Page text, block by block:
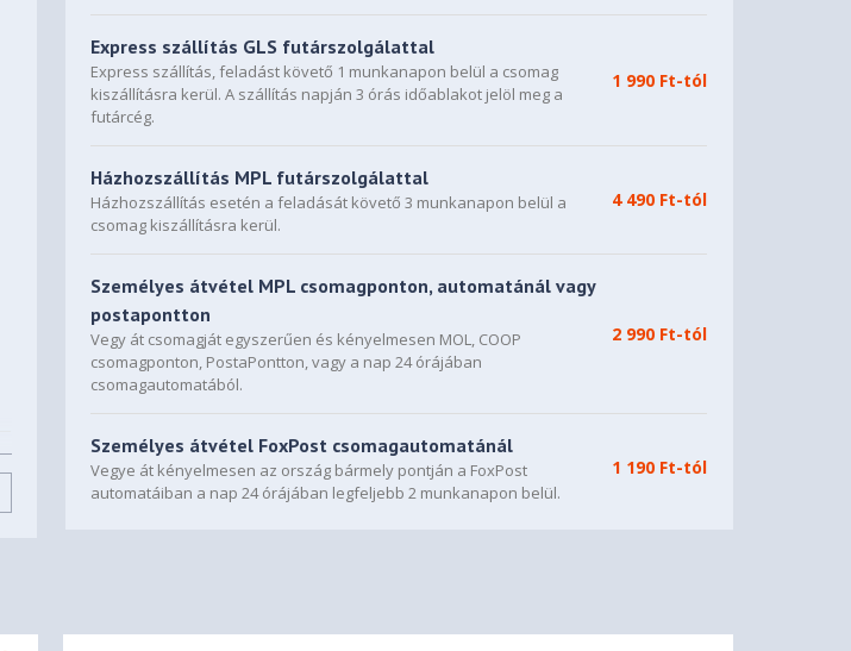
Express szállítás GLS futárszolgálattal
Express szállítás, feladást követő 1 munkanapon belül a csomag
kiszállításra kerül. A szállítás napján 3 órás időablakot jelöl meg a
futárcég.
1 990 Ft-tól
Házhozszállítás MPL futárszolgálattal
Házhozszállítás esetén a feladását követő 3 munkanapon belül a
csomag kiszállításra kerül.
4 490 Ft-tól
Személyes átvétel MPL csomagponton, automatánál vagy
postapontton
Vegy át csomagját egyszerűen és kényelmesen MOL, COOP
csomagponton, PostaPontton, vagy a nap 24 órájában
csomagautomatából.
2 990 Ft-tól
Személyes átvétel FoxPost csomagautomatánál
Vegye át kényelmesen az ország bármely pontján a FoxPost
automatáiban a nap 24 órájában legfeljebb 2 munkanapon belül.
1 190 Ft-tól